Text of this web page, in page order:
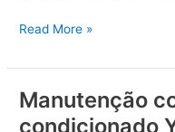
c
e
b
itt
er s
A
l
Assistência
condicionado
York
Read More »
Manutenção
condicionado